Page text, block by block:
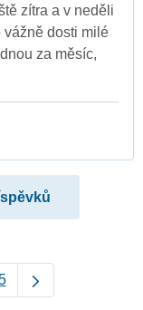
zítra a v neděli
vážně dosti milé
za měsíc,